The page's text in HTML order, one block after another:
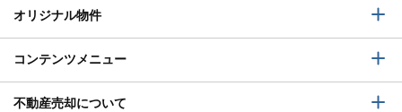
オリジナル物件
コンテンツメニュー
不動産売却について